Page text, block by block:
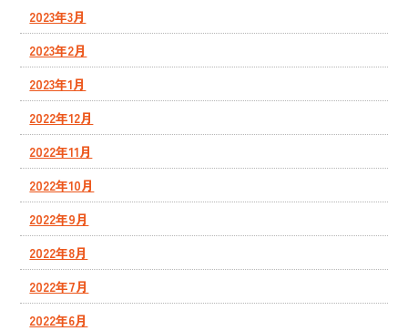
2023年3月
2023年2月
2023年1月
2022年12月
2022年11月
2022年10月
2022年9月
2022年8月
2022年7月
2022年6月